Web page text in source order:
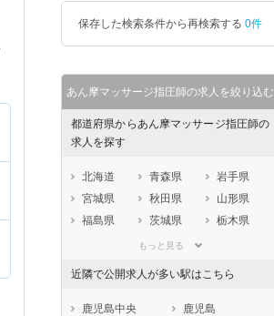
保存した検索条件から再検索する 0件
あん摩マッサージ指圧師の求人を絞り込む
都道府県からあん摩マッサージ指圧師の
求人を探す
北海道 青森県
岩手県
宮城県
秋田県
山形県
福島県
茨城県
栃木県
埼玉県
石川県
福井県
もっと見る
近隣で公開求人が多い駅はこちら
鹿児島中央
鹿児島